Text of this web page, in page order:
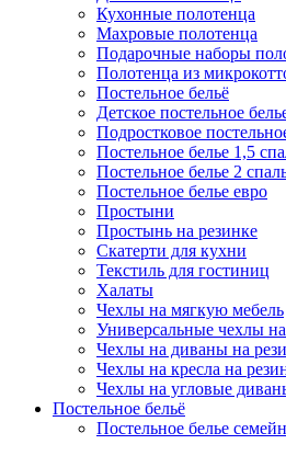
Кухонные полотенца
Махровые полотенца
Подарочные наборы
Полотенца из
Постельное бельё
Детское постельное
Подростковое
Постельное белье 1,5
Постельное белье 2
Постельное белье евро
Простыни
Простынь на резинке
Скатерти для кухни
Текстиль для гостиниц
Халаты
Чехлы на мягкую мебель
Универсальные чехлы на
Чехлы на диваны на
Чехлы на кресла на
Чехлы на угловые
Постельное бельё
Постельное белье